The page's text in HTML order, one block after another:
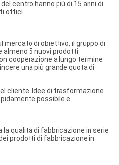
centro hanno più di 15 anni di
ottici.
mercato di obiettivo, il gruppo di
almeno 5 nuovi prodotti
cooperazione a lungo termine
una più grande quota di
cliente. Idee di trasformazione
possibile e
la qualità di fabbricazione in serie
prodotti di fabbricazione in